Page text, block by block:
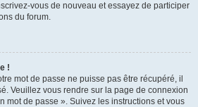
vous de nouveau et essayez de participer
du forum.
!
mot de passe ne puisse pas être récupéré, il
Veuillez vous rendre sur la page de connexion
mot de passe ». Suivez les instructions et vous